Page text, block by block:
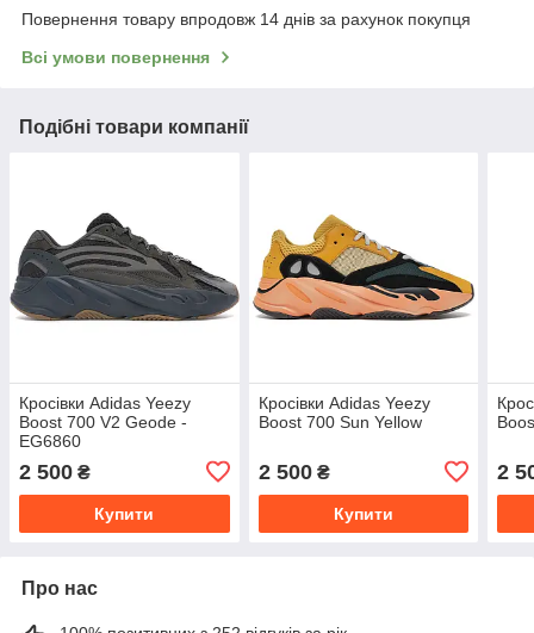
Повернення товару впродовж 14 днів за рахунок покупця
Всі умови повернення
Подібні товари компанії
Кросівки Adidas Yeezy
Boost 700 V2 Geode -
EG6860
2 500 ₴
Купити
Кросівки Adidas Yeezy
Boost 700 Sun Yellow
2 500₴
Купити
2
Про нас